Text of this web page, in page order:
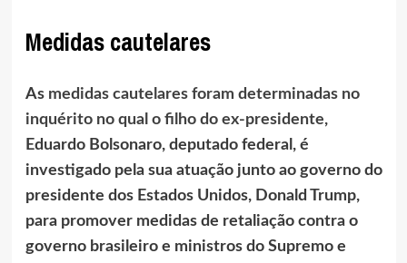
Medidas cautelares
Asmedidas cautelares foram determinadas no
inquérito no qual o filho do ex-presidente,
Eduardo Bolsonaro, deputado federal, é
investigado pela sua atuação junto ao governo do
presidente dos Estados Unidos, Donald Trump,
para promover medidas de retaliação contra o
governo brasileiro e ministros do Supremo e